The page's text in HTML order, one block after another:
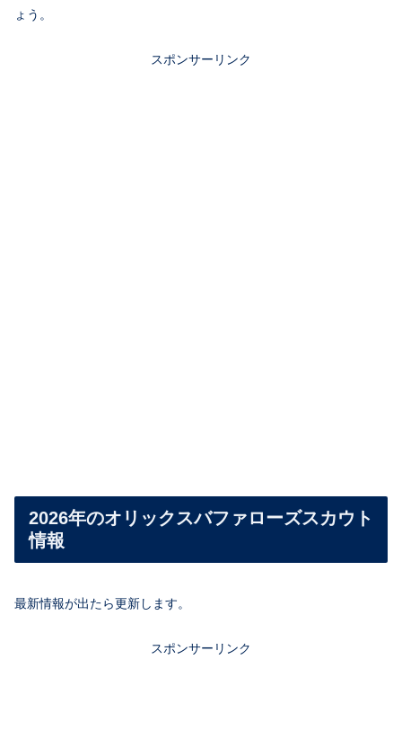
ょう。
スポンサーリンク
2026年のオリックスバファローズスカウト
情報
最新情報が出たら更新します。
スポンサーリンク